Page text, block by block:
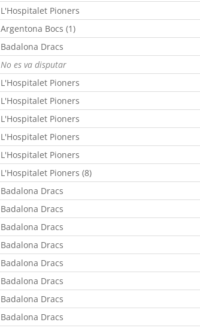
L'Hospitalet Pioners
Argentona Bocs (1)
Badalona Dracs
No es va disputar
L'Hospitalet Pioners
L'Hospitalet Pioners
L'Hospitalet Pioners
L'Hospitalet Pioners
L'Hospitalet Pioners
L'Hospitalet Pioners (8)
Badalona Dracs
Badalona Dracs
Badalona Dracs
Badalona Dracs
Badalona Dracs
Badalona Dracs
Badalona Dracs
Badalona Dracs